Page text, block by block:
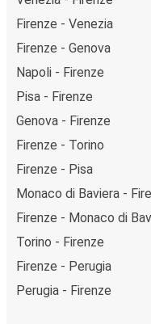
Firenze - Venezia
Firenze - Genova
Napoli - Firenze
Pisa - Firenze
Genova - Firenze
Firenze - Torino
Firenze - Pisa
Monaco di Baviera -
Firenze - Monaco di
Torino - Firenze
Firenze - Perugia
Perugia - Firenze